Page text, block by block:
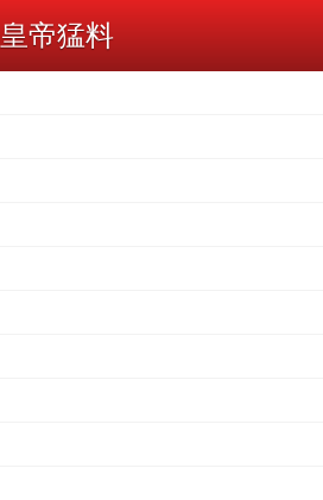
皇帝猛料